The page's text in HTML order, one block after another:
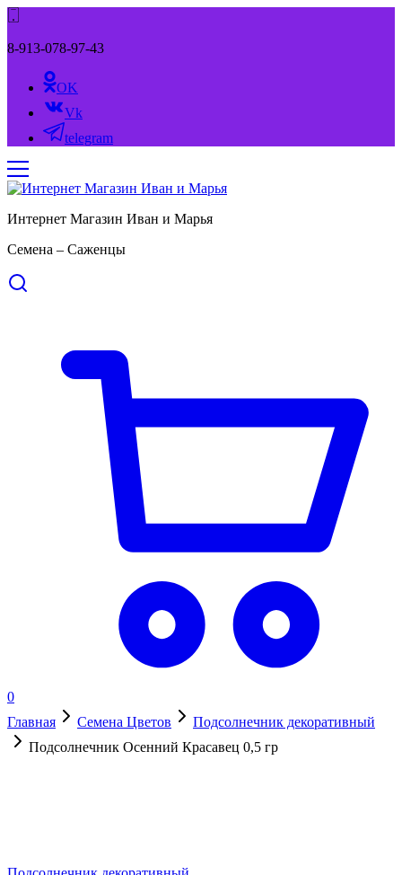
8-913-078-97-43
OK
Vk
telegram
Интернет Магазин Иван и Марья
Семена – Саженцы
0
Главная
Семена Цветов
Подсолнечник декоративный
Подсолнечник Осенний Красавец 0,5 гр